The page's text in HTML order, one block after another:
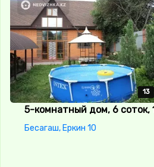
13
13
13
13
13
5-комнатный дом, 6 соток,
Бесагаш, Еркин 10